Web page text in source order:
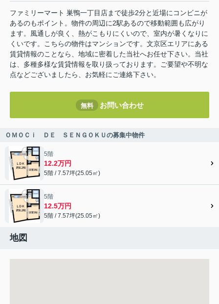
ファミリーマート 巣鴨一丁目店まで徒歩2分と近場にコンビニが
あるのもポイント。物件の周辺に2駅あるので移動範囲も広がり
ます。風通しが良く、熱がこもりにくいので、室内が暑くなりに
くいです。こちらの物件はマンションです。文京区エリアにある
賃貸情報のことなら、地域に密着した当社へお任せ下さい。当社
は、多種多様な賃貸情報を取り扱っております。ご要望や不明な
点などございましたら、お気軽にご連絡下さい。
無料 お問い合わせ
ＯＭＯＣｉ ＤＥ ＳＥＮＧＯＫＵの募集中物件
5階
12.2万円
5階 / 7.57坪(25.05㎡)
5階
12.5万円
5階 / 7.57坪(25.05㎡)
地図